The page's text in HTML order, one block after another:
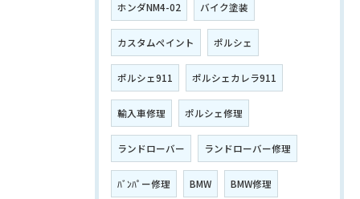
ホンダNM4-02 バイク塗装
カスタムペイント ポルシェ
ポルシェ911 ポルシェカレラ911
輸入車修理 ポルシェ修理
ランドローバー ランドローバー修理
ﾊﾞﾝﾊﾟー修理 BMW BMW修理